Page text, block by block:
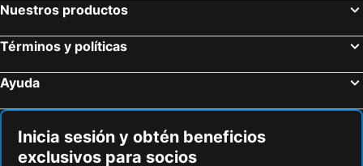
Nuestros productos
Términos y políticas
Ayuda
Inicia sesión y obtén beneficios
exclusivos para socios